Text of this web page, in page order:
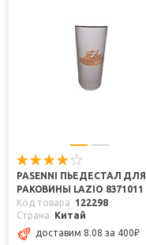
PASENNI ПЬЕДЕСТАЛ ДЛЯ
РАКОВИНЫ LAZIO 8371011
Код товара
122298
Страна
Китай
доставим 8.08 за 400₽